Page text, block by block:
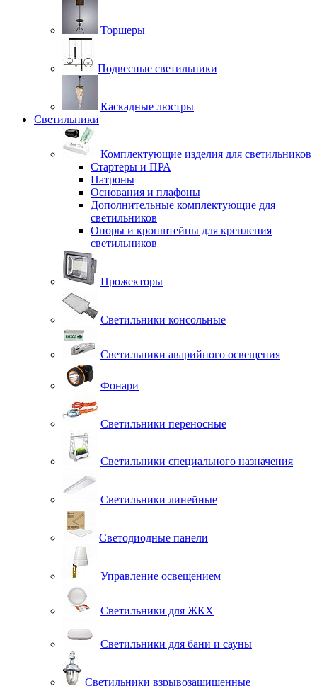
Торшеры
Подвесные светильники
Каскадные люстры
Светильники
Комплектующие изделия для светильников
Стартеры и ПРА
Патроны
Основания и плафоны
Дополнительные комплектующие для
светильников
Опоры и кронштейны для крепления
светильников
Прожекторы
Светильники консольные
Светильники аварийного освещения
Фонари
Светильники переносные
Светильники специального назначения
Светильники линейные
Светодиодные панели
Управление освещением
Светильники для ЖКХ
Светильники для бани и сауны
Светильники взрывозащищенные